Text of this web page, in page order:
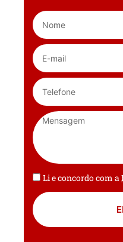
Li e concordo com a